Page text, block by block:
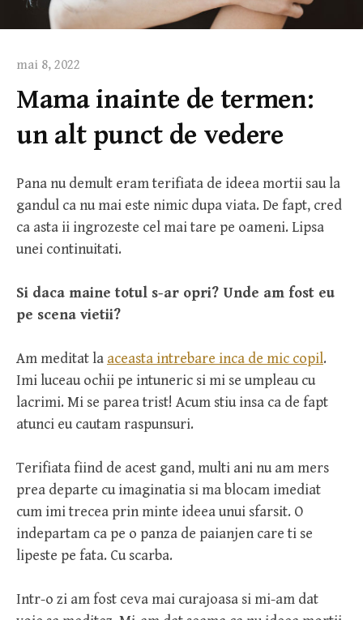
mai 8, 2022
Mama inainte de termen:
un alt punct de vedere
Pana nu demult eram terifiata de ideea mortii sau la
gandul ca nu mai este nimic dupa viata. De fapt, cred
ca asta ii ingrozeste cel mai tare pe oameni. Lipsa
unei continuitati.
Si daca maine totul s-ar opri? Unde am fost eu
pe scena vietii?
Am meditat la aceasta intrebare inca de mic copil.
Imi luceau ochii pe intuneric si mi se umpleau cu
lacrimi. Mi se parea trist! Acum stiu insa ca de fapt
atunci eu cautam raspunsuri.
Terifiata fiind de acest gand, multi ani nu am mers
prea departe cu imaginatia si ma blocam imediat
cum imi trecea prin minte ideea unui sfarsit. O
indepartam ca pe o panza de paianjen care ti se
lipeste pe fata. Cu scarba.
Intr-o zi am fost ceva mai curajoasa si mi-am dat